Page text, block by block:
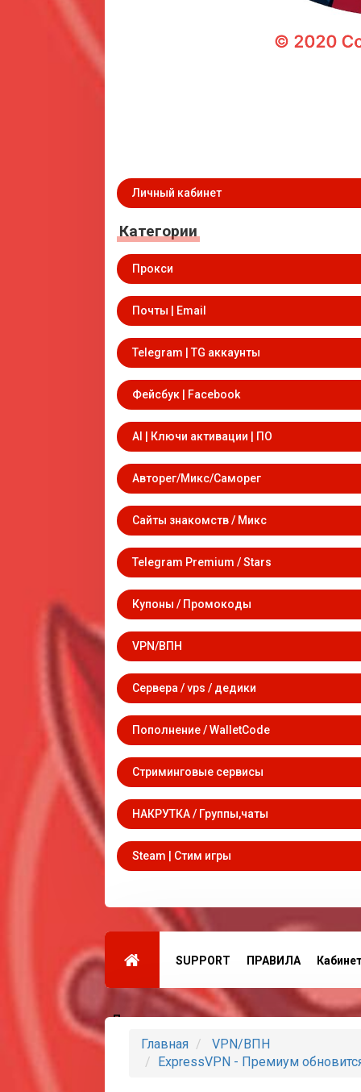
Личный кабинет
Категории
Прокси
Почты | Email
Telegram | TG аккаунты
Фейсбук | Facebook
AI | Ключи активации | ПО
Авторег/Микс/Саморег
Сайты знакомств / Микс
Telegram Premium / Stars
Купоны / Промокоды
VPN/ВПН
Сервера / vps / дедики
Пополнение / WalletCode
Стриминговые сервисы
НАКРУТКА / Группы,чаты
Steam | Стим игры
SUPPORT ПРАВИЛА
Партнеры
Главная
VPN/ВПН
ExpressVPN - Премиум